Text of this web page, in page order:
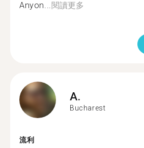
Anyon...閱讀更多
A.
Bucharest
流利